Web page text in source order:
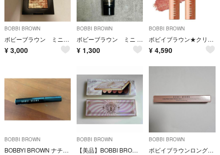
BOBBI BROWN
ボビーブラウン ミニハイライティング パウダー 01 ピンクグロウ ハイライト
¥ 3,000
BOBBI BROWN
ボビーブラウン ミニ インテンシブ セラムラディアンスプライマーベージュ15mL
¥ 1,300
BOBBI BROWN
ボビイブラウン★クリスタルアイシャドウスティック 03 ブリリアントピンク
¥ 4,590
BOBBI BROWN
BOBBYI BROWN ナチュラルブローシェイパー（眉マスカラ）05
BOBBI BROWN
【美品】BOBBI BROWNボビイブラウンピンクミラージュアイシャドウパレット
BOBBI BROWN
ボビイブラウンロングウェアクリームシャドウスティック インカンデスント